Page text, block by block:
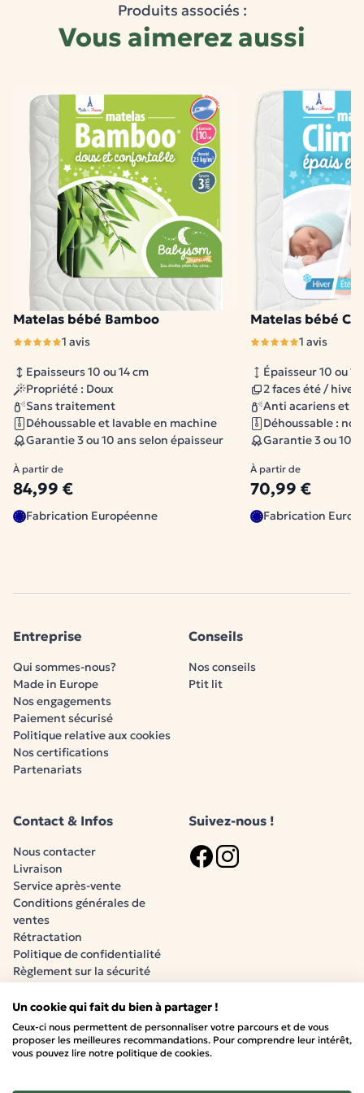
Produits associés :
Vous aimerez aussi
Matelas bébé Bamboo
1 avis
Epaisseurs 10 ou 14 cm
Propriété : Doux
Sans traitement
Déhoussable et lavable en machine
Garantie 3 ou 10 ans selon épaisseur
À partir de
84,99 €
2 modèles disponibles
Fabrication Européenne
Matelas bébé
1 avis
Épaisseur 10 ou
2 faces été / hiver
Anti acariens et
Déhoussable : non
Garantie 3 ou 10
À partir de
70,99 €
2 modèles disponibles
Fabrication
Entreprise
Qui sommes-nous?
Made in Europe
Nos engagements
Paiement sécurisé
Politique relative aux cookies
Nos certifications
Partenariats
Conseils
Nos conseils
Ptit lit
Contact & Infos
Nous contacter
Livraison
Service après-vente
Conditions générales de
ventes
Rétractation
Politique de confidentialité
Règlement sur la sécurité
Suivez-nous !
Paiement sécurisé
Un cookie qui fait du bien à partager !
Ceux-ci nous permettent de personnaliser votre parcours et de vous
proposer les meilleures recommandations. Pour comprendre leur intérêt,
vous pouvez lire notre politique de cookies.